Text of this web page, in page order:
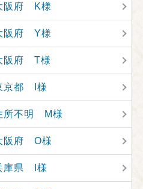
阪府 K様
阪府 Y様
阪府 T様
京都 I様
所不明 M様
阪府 O様
庫県 I様